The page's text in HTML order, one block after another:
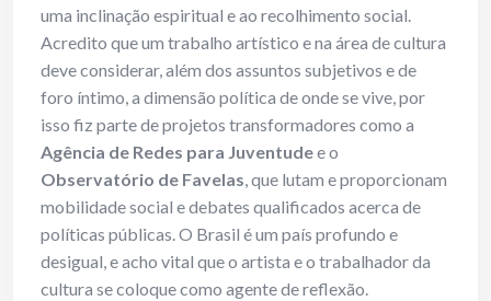
uma inclinação espiritual e ao recolhimento social.
Acredito que um trabalho artístico e na área de cultura
deve considerar, além dos assuntos subjetivos e de
foro íntimo, a dimensão política de onde se vive, por
isso fiz parte de projetos transformadores como a
Agência de Redes para Juventudee o
Observatório de Favelas, que lutam e proporcionam
mobilidade social e debates qualificados acerca de
políticas públicas. O Brasil é um país profundo e
desigual, e acho vital que o artista e o trabalhador da
cultura se coloque como agente de reflexão.